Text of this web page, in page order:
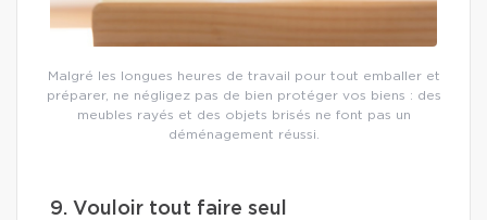
Malgré les longues heures de travail pour tout emballer et
préparer, ne négligez pas de bien protéger vos biens : des
meubles rayés et des objets brisés ne font pas un
déménagement réussi.
9. Vouloir tout faire seul